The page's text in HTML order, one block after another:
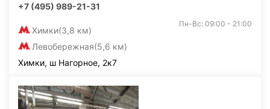
+7 (495) 989-21-31
Химки(3,8 км)
Левобережная(5,6 км)
Пн-Вс: 09:00 - 21:00
Химки, ш Нагорное, 2к7